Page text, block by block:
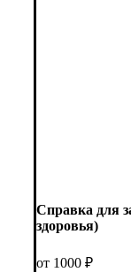
Справка для
здоровья)
от 1000 ₽